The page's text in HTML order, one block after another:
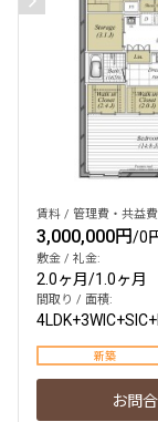
賃料 / 管理費・共益
3,000,000円/0
敷金 / 礼金:
2.0ヶ月/1.0ヶ月
間取り / 面積:
新築
お問